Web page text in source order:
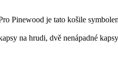
Pinewood je tato košile
na hrudi, dvě nenápadné